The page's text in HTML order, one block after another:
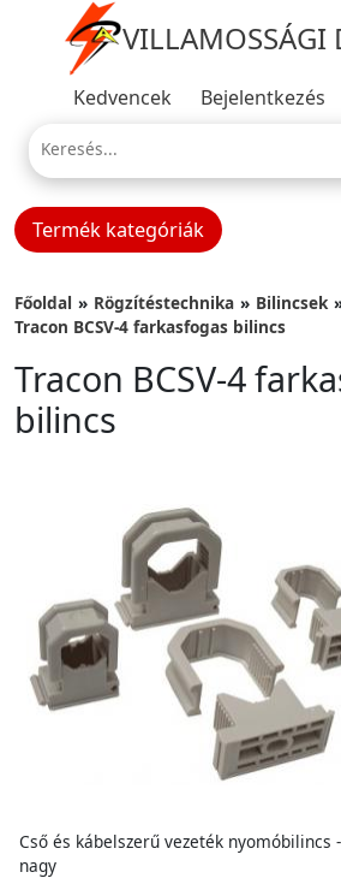
VILLAMOSSÁGI
Kedvencek Bejelentkezés
Termék kategóriák
Főoldal Rögzítéstechnika
Bilincsek
Tracon BCSV-4 farkasfogas bilincs
Tracon BCSV-4
bilincs
Cső és kábelszerű vezeték nyomóbilincs
nagy